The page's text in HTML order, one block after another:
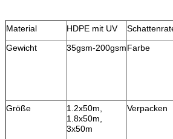
Material HDPE mit UV
Gewicht
35gsm-200gsmFarbe
Größe
1.2x50m,
1.8x50m,
3x50m
Verpacken